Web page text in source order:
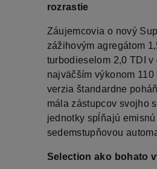
rozrastie
Záujemcovia o nový
zážihovým agregátom
turbodieselom 2,0 TDI
najväčším výkonom
verzia štandardne
mála zástupcov svojho
jednotky spĺňajú
sedemstupňovou
Selection ako bohato